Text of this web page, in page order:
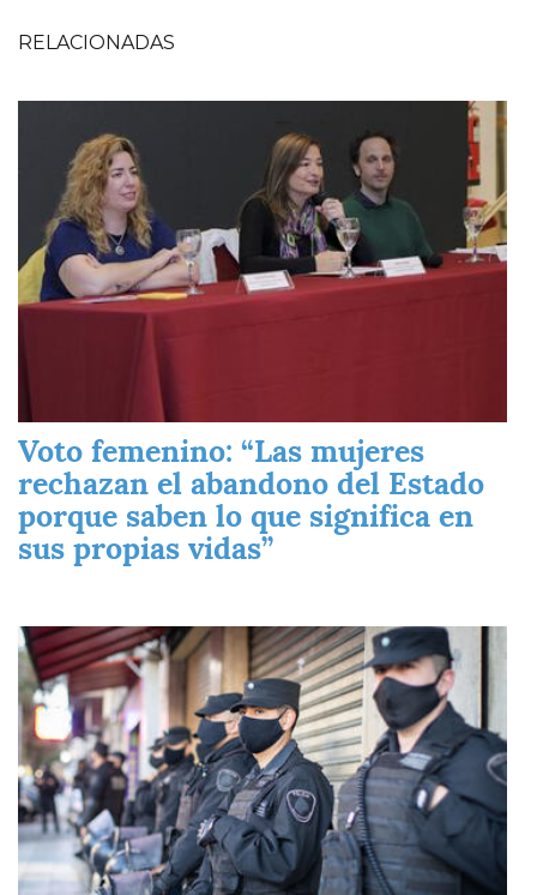
RELACIONADAS
Voto femenino: “Las mujeres
rechazan el abandono del Estado
porque saben lo que significa en
sus propias vidas”
Imagen